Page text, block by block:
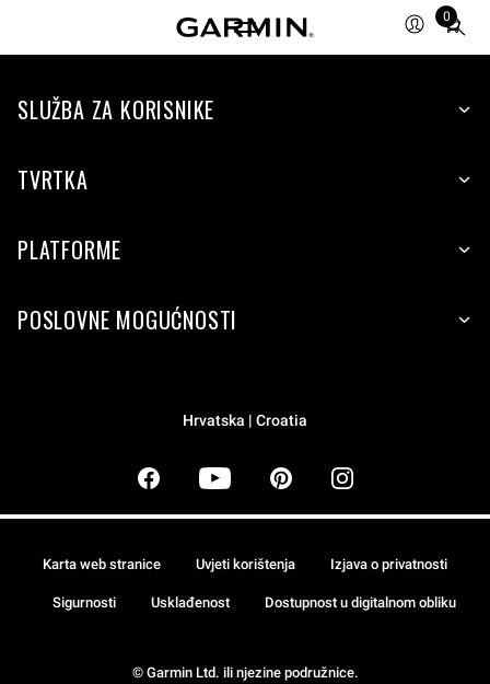
0
Total
items
cart:
SLUŽBA ZA KORISNIKE
TVRTKA
PLATFORME
POSLOVNE MOGUĆNOSTI
Hrvatska | Croatia
© Garmin Ltd. ili njezine podružnice.
Karta web stranice Uvjeti korištenja Izjava o privatnosti
Sigurnosti Usklađenost Dostupnost u digitalnom obliku